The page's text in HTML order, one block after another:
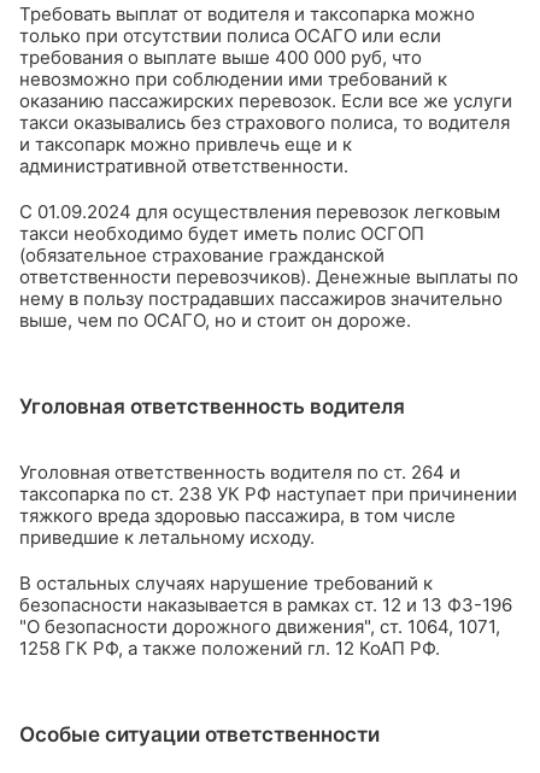
Требовать выплат от водителя и таксопарка можно
только при отсутствии полиса ОСАГО или если
требования о выплате выше 400 000 руб, что
невозможно при соблюдении ими требований к
оказанию пассажирских перевозок. Если все же услуги
такси оказывались без страхового полиса, то водителя
и таксопарк можно привлечь еще и к
административной ответственности.
С 01.09.2024 для осуществления перевозок легковым
такси необходимо будет иметь полис ОСГОП
(обязательное страхование гражданской
ответственности перевозчиков). Денежные выплаты по
нему в пользу пострадавших пассажиров значительно
выше, чем по ОСАГО, но и стоит он дороже.
Уголовная ответственность водителя
Уголовная ответственность водителя по ст. 264 и
таксопарка по ст. 238 УК РФ наступает при причинении
тяжкого вреда здоровью пассажира, в том числе
приведшие к летальному исходу.
В остальных случаях нарушение требований к
безопасности наказывается в рамках ст. 12 и 13 ФЗ-196
"О безопасности дорожного движения", ст. 1064, 1071,
1258 ГК РФ, а также положений гл. 12 КоАП РФ.
Особые ситуации ответственности